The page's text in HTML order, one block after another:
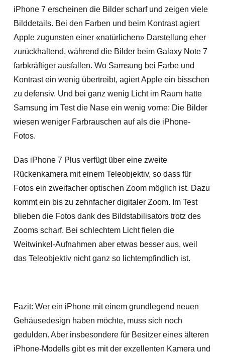
iPhone 7 erscheinen die Bilder scharf und zeigen viele
Bilddetails. Bei den Farben und beim Kontrast agiert
Apple zugunsten einer «natürlichen» Darstellung eher
zurückhaltend, während die Bilder beim Galaxy Note 7
farbkräftiger ausfallen. Wo Samsung bei Farbe und
Kontrast ein wenig übertreibt, agiert Apple ein bisschen
zu defensiv. Und bei ganz wenig Licht im Raum hatte
Samsung im Test die Nase ein wenig vorne: Die Bilder
wiesen weniger Farbrauschen auf als die iPhone-
Fotos.
Das iPhone 7 Plus verfügt über eine zweite
Rückenkamera mit einem Teleobjektiv, so dass für
Fotos ein zweifacher optischen Zoom möglich ist. Dazu
kommt ein bis zu zehnfacher digitaler Zoom. Im Test
blieben die Fotos dank des Bildstabilisators trotz des
Zooms scharf. Bei schlechtem Licht fielen die
Weitwinkel-Aufnahmen aber etwas besser aus, weil
das Teleobjektiv nicht ganz so lichtempfindlich ist.
Fazit: Wer ein iPhone mit einem grundlegend neuen
Gehäusedesign haben möchte, muss sich noch
gedulden. Aber insbesondere für Besitzer eines älteren
iPhone-Modells gibt es mit der exzellenten Kamera und